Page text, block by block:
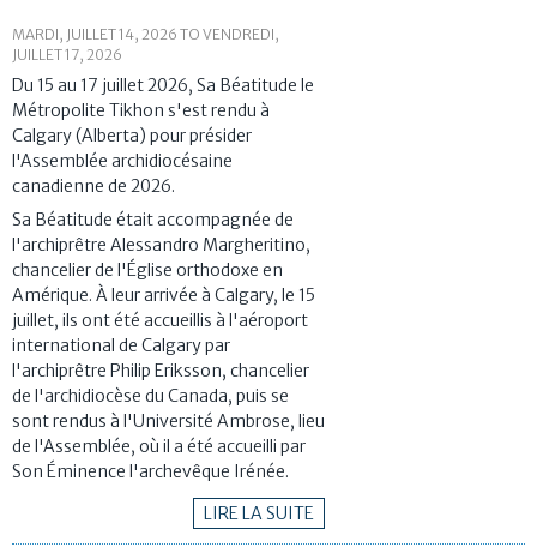
MARDI, JUILLET 14, 2026 TO VENDREDI,
JUILLET 17, 2026
Du 15 au 17 juillet 2026, Sa Béatitude le
Métropolite Tikhon s'est rendu à
Calgary (Alberta) pour présider
l'Assemblée archidiocésaine
canadienne de 2026.
Sa Béatitude était accompagnée de
l'archiprêtre Alessandro Margheritino,
chancelier de l'Église orthodoxe en
Amérique. À leur arrivée à Calgary, le 15
juillet, ils ont été accueillis à l'aéroport
international de Calgary par
l'archiprêtre Philip Eriksson, chancelier
de l'archidiocèse du Canada, puis se
sont rendus à l'Université Ambrose, lieu
de l'Assemblée, où il a été accueilli par
Son Éminence l'archevêque Irénée.
LIRE LA SUITE